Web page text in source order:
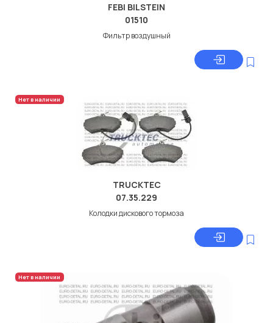
FEBI BILSTEIN
01510
Фильтр воздушный
Нет в наличии
TRUCKTEC
07.35.229
Колодки дискового тормоза
Нет в наличии